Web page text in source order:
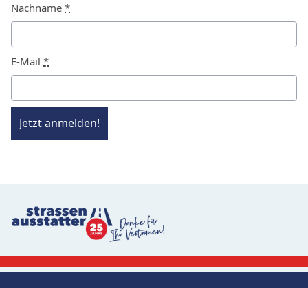
Nachname *
E-Mail *
Jetzt anmelden!